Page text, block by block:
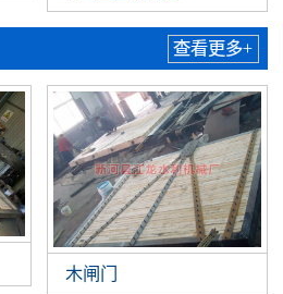
查看更多+
木闸门